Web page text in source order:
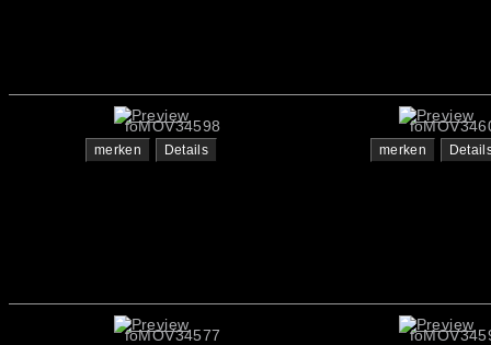
foMOV34598
merken Details merken
foMOV34577